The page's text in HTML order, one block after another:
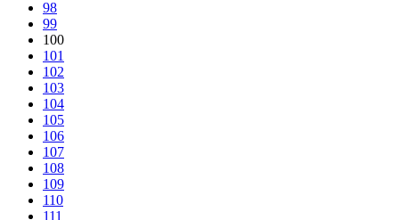
98
99
100
101
102
103
104
105
106
107
108
109
110
111